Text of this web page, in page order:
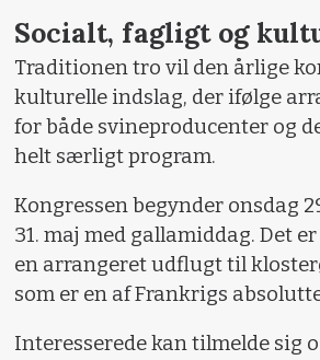
Socialt, fagligt og
Traditionen tro vil den årlige
kulturelle indslag, der ifølge
for både svineproducenter og
helt særligt program.
Kongressen begynder onsdag
31. maj med gallamiddag. Det
en arrangeret udflugt til
som er en af Frankrigs
Interesserede kan tilmelde sig